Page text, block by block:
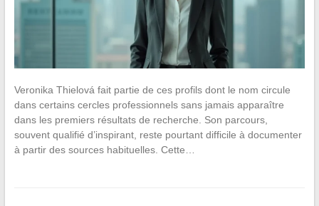
Veronika Thielová fait partie de ces profils dont le nom circule
dans certains cercles professionnels sans jamais apparaître
dans les premiers résultats de recherche. Son parcours,
souvent qualifié d’inspirant, reste pourtant difficile à documenter
à partir des sources habituelles. Cette…